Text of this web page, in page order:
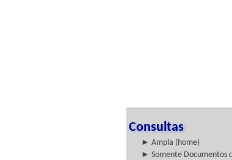
Consultas
► Ampla (home)
► Somente Documentos